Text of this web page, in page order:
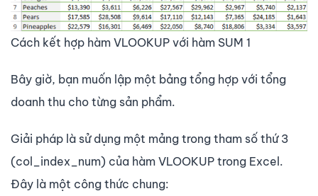
Cách kết hợp hàm VLOOKUP với hàm SUM 1
Bây giờ, bạn muốn lập một bảng tổng hợp với tổng
doanh thu cho từng sản phẩm.
Giải pháp là sử dụng một mảng trong tham số thứ 3
(col_index_num) của hàm VLOOKUP trong Excel.
Đây là một công thức chung: